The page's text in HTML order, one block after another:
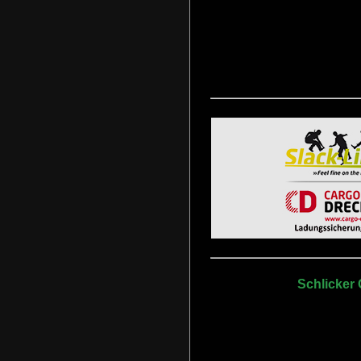
Schlicker